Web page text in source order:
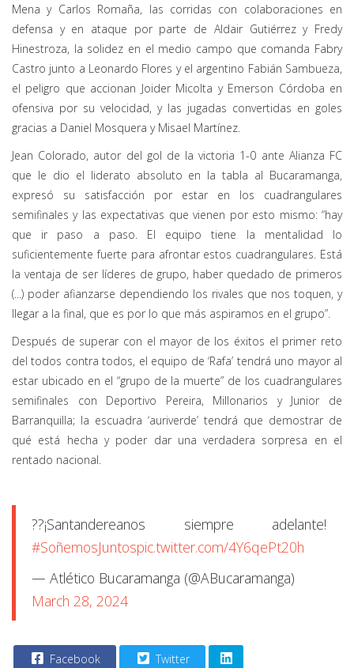
Mena y Carlos Romaña, las corridas con colaboraciones en
defensa y en ataque por parte de Aldair Gutiérrez y Fredy
Hinestroza, la solidez en el medio campo que comanda Fabry
Castro junto a Leonardo Flores y el argentino Fabián Sambueza,
el peligro que accionan Joider Micolta y Emerson Córdoba en
ofensiva por su velocidad, y las jugadas convertidas en goles
gracias a Daniel Mosquera y Misael Martínez.
Jean Colorado, autor del gol de la victoria 1-0 ante Alianza FC
que le dio el liderato absoluto en la tabla al Bucaramanga,
expresó su satisfacción por estar en los cuadrangulares
semifinales y las expectativas que vienen por esto mismo: “hay
que ir paso a paso. El equipo tiene la mentalidad lo
suficientemente fuerte para afrontar estos cuadrangulares. Está
la ventaja de ser líderes de grupo, haber quedado de primeros
(...) poder afianzarse dependiendo los rivales que nos toquen, y
llegar a la final, que es por lo que más aspiramos en el grupo”.
Después de superar con el mayor de los éxitos el primer reto
del todos contra todos, el equipo de ‘Rafa’ tendrá uno mayor al
estar ubicado en el “grupo de la muerte” de los cuadrangulares
semifinales con Deportivo Pereira, Millonarios y Junior de
Barranquilla; la escuadra ‘auriverde’ tendrá que demostrar de
qué está hecha y poder dar una verdadera sorpresa en el
rentado nacional.
??¡Santandereanos siempre adelante!
#SoñemosJuntospic.twitter.com/4Y6qePt20h
— Atlético Bucaramanga (@ABucaramanga)
March 28, 2024
Facebook Twitter